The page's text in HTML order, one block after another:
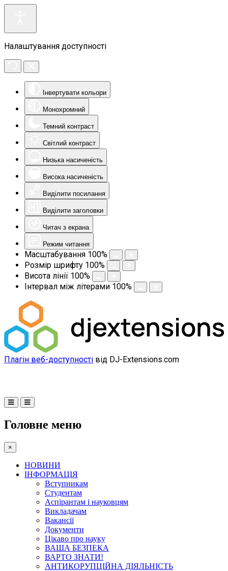
Налаштування доступності
Інвертувати кольори
Монохромний
Темний контраст
Світлий контраст
Низька насиченість
Висока насиченість
Виділити посилання
Виділити заголовки
Читач з екрана
Режим читання
Масштабування 100%
Розмір шрифту 100%
Висота лінії 100%
Інтервал між літерами 100%
Плагін веб-доступності від DJ-Extensions.com
Головне меню
×
НОВИНИ
ІНФОРМАЦІЯ
Вступникам
Студентам
Аспірантам і науковцям
Викладачам
Вакансії
Документи
Цікаво про науку
ВАША БЕЗПЕКА
ВАРТО ЗНАТИ!
АНТИКОРУПЦІЙНА ДІЯЛЬНІСТЬ